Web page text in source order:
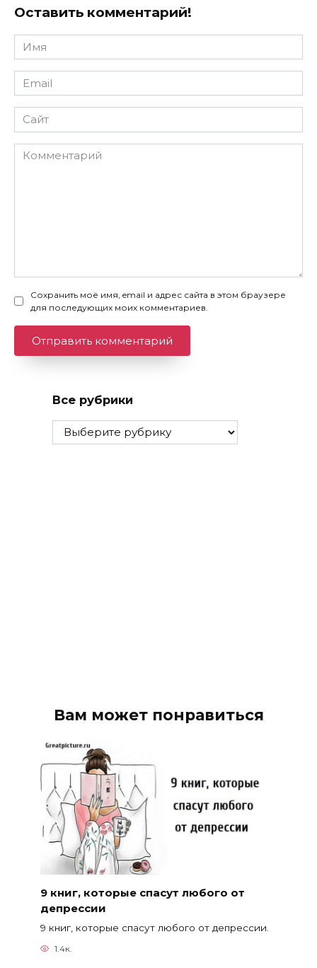
Оставить комментарий!
Имя
*
Email
*
Сайт
Комментарий
Сохранить моё имя, email и адрес сайта в этом браузере
для последующих моих комментариев.
Все рубрики
Все
рубрики
Вам может понравиться
9 книг, которые спасут любого от
депрессии
9 книг, которые спасут любого от депрессии.
1.4к.